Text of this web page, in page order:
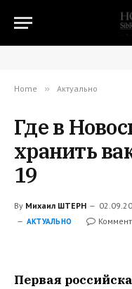
Home » Актуально
Где в
хранить
19
By Михаил ШТЕРН
АКТУАЛЬНО
Первая